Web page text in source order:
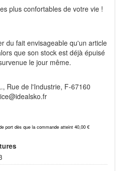
plus confortables de votre vie !
du fait envisageable qu'un article
que son stock est déjà épuisé
le jour même.
Rue de l'Industrie, F-67160
port dès que la commande atteint 40,00 €